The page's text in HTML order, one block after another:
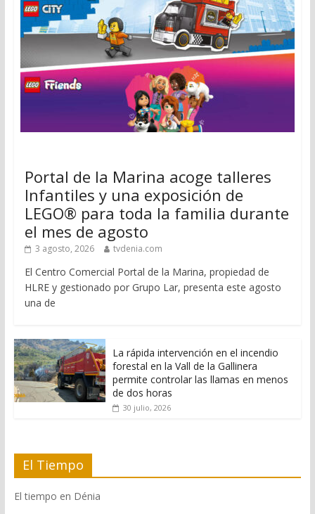
Portal de la Marina acoge talleres
Infantiles y una exposición de
LEGO® para toda la familia durante
el mes de agosto
3 agosto, 2026 tvdenia.com
El Centro Comercial Portal de la Marina, propiedad de
HLRE y gestionado por Grupo Lar, presenta este agosto
una de
La rápida intervención en el incendio
forestal en la Vall de la Gallinera
permite controlar las llamas en menos
de dos horas
30 julio, 2026
El Tiempo
El tiempo en Dénia